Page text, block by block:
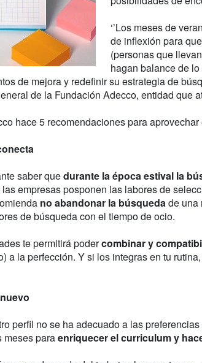
‘’Los meses de
de inflexión para
(personas que
hagan balance de
de mejora y redefinir su estrategia de
de la Fundación Adecco, entidad que
hace 5 recomendaciones para aprovechar
saber quedurante la época estival la
las empresas posponen las labores de
no abandonar la búsqueda de una
de búsqueda con el tiempo de ocio.
te permitirá podercombinar y
a la perfección. Y si los integras en tu
perfil no se ha adecuado a las
meses paraenriquecer el curriculum y